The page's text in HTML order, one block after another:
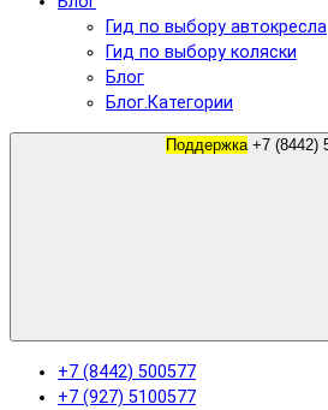
Гид по выбору автокресла
Гид по выбору коляски
Блог
Блог.Категории
Поддержка
+7 (8442) 500577
+7 (927) 5100577